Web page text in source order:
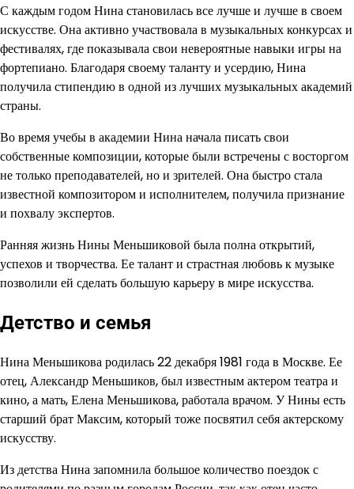
С каждым годом Нина становилась все лучше и лучше в своем
искусстве. Она активно участвовала в музыкальных конкурсах и
фестивалях, где показывала свои невероятные навыки игры на
фортепиано. Благодаря своему таланту и усердию, Нина
получила стипендию в одной из лучших музыкальных академий
страны.
Во время учебы в академии Нина начала писать свои
собственные композиции, которые были встречены с восторгом
не только преподавателей, но и зрителей. Она быстро стала
известной композитором и исполнителем, получила признание
и похвалу экспертов.
Ранняя жизнь Нины Меньшиковой была полна открытий,
успехов и творчества. Ее талант и страстная любовь к музыке
позволили ей сделать большую карьеру в мире искусства.
Детство и семья
Нина Меньшикова родилась 22 декабря 1981 года в Москве. Ее
отец, Александр Меньшиков, был известным актером театра и
кино, а мать, Елена Меньшикова, работала врачом. У Нины есть
старший брат Максим, который тоже посвятил себя актерскому
искусству.
Из детства Нина запомнила большое количество поездок с